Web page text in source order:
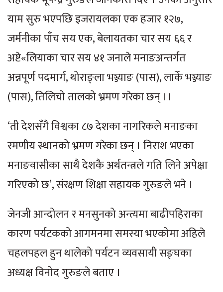
याम सुरु भएपछि इजरायलका एक हजार १२७,
जर्मनीका पाँच सय एक, बेलायतका चार सय ६६ र
अष्टे«लियाका चार सय ४१ जनाले मनाङअन्तर्गत
अन्नपूर्ण पदमार्ग, थोराङ्ला भञ्ज्याङ (पास), लार्के भञ्ज्याङ
(पास), तिलिचो तालको भ्रमण गरेका छन् ।।
‘ती देशसँगै विश्वका ८७ देशका नागरिकले मनाङका
रमणीय स्थानको भ्रमण गरेका छन् । निराश भएका
मनाङवासीका साथै देशकै अर्थतन्त्रले गति लिने अपेक्षा
गरिएको छ’, संरक्षण शिक्षा सहायक गुरुङले भने ।
जेनजी आन्दोलन र मनसुनको अन्त्यमा बाढीपहिराका
कारण पर्यटकको आगमनमा समस्या भएकोमा अहिले
चहलपहल हुन थालेको पर्यटन व्यवसायी सङ्घका
अध्यक्ष विनोद गुरुङले बताए ।